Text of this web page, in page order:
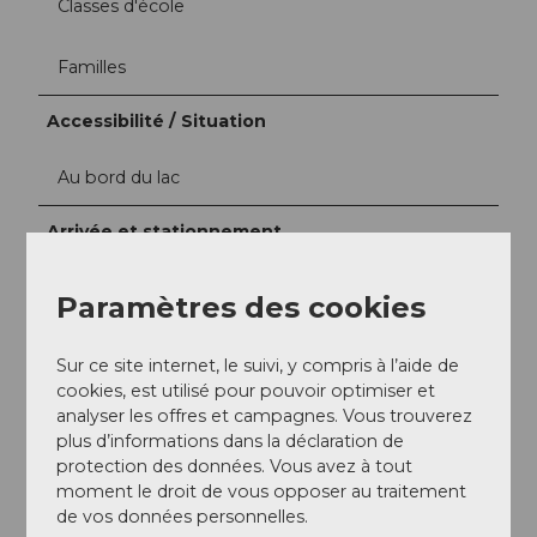
Classes d'école
Familles
Accessibilité / Situation
Au bord du lac
Arrivée et stationnement
l'arrivée sur le site web.
https://tribschen-badi.ch/de/anreise-3
Réseaux sociaux
Facebook
Instagram
Paramètres des cookies
Sur ce site internet, le suivi, y compris à l’aide de
cookies, est utilisé pour pouvoir optimiser et
analyser les offres et campagnes. Vous trouverez
plus d’informations dans la déclaration de
protection des données. Vous avez à tout
moment le droit de vous opposer au traitement
de vos données personnelles.